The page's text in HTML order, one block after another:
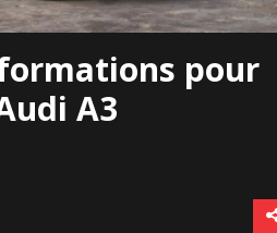
pour
A3